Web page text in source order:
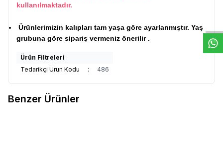
kullanılmaktadır.
Ürünlerimizin kalıpları tam yaşa göre ayarlanmıştır. Yaş
grubuna göre sipariş vermeniz önerilir .
Ürün Filtreleri
Tedarikçi Ürün Kodu
: 486
Benzer Ürünler